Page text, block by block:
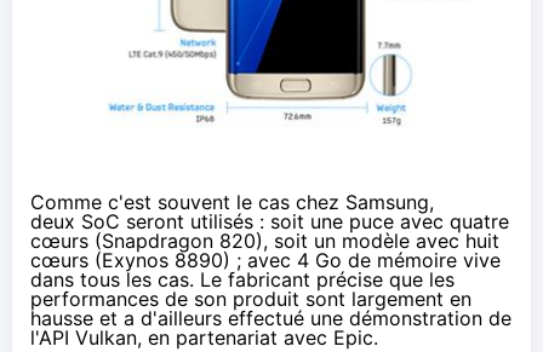
Comme c'est souvent le cas chez Samsung,
deux SoC seront utilisés : soit une puce avec quatre
cœurs (Snapdragon 820), soit un modèle avec huit
cœurs (Exynos 8890) ; avec 4 Go de mémoire vive
dans tous les cas. Le fabricant précise que les
performances de son produit sont largement en
hausse et a d'ailleurs effectué une démonstration de
l'API Vulkan, en partenariat avec Epic.